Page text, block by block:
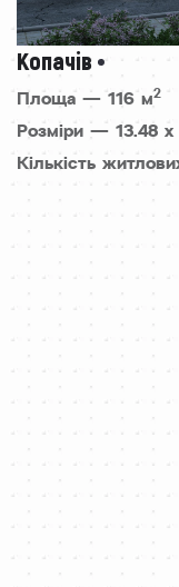
Копачів
Площа — 116 м2
Розміри — 13.48 x
Кількість